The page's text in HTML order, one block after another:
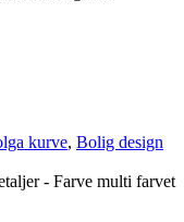
kurve, Bolig design
- Farve multi farvet